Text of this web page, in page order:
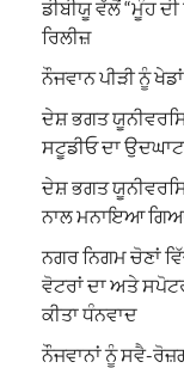
ਡੀਬੀਯੂ ਵੱਲੋਂ “ਮੂੰਹ
ਰਿਲੀਜ਼
ਨੌਜਵਾਨ ਪੀੜੀ ਨੂੰ
ਦੇਸ਼ ਭਗਤ
ਸਟੂਡੀਓ ਦਾ
ਦੇਸ਼ ਭਗਤ
ਨਾਲ ਮਨਾਇਆ
ਨਗਰ ਨਿਗਮ ਚੋਣਾਂ
ਵੋਟਰਾਂ ਦਾ ਅਤੇ
ਕੀਤਾ ਧੰਨਵਾਦ
ਨੌਜਵਾਨਾਂ ਨੂੰ ਸਵੈ-